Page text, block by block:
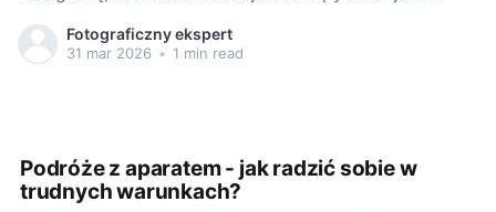
aparat fotograficzny wybrać? Wybór pierwszego
aparatu to decyzja, którą traktuję z dużym
Fotograficzny ekspert
31 mar 2026 • 1 min read
Podróże z aparatem - jak radzić sobie w
trudnych warunkach?